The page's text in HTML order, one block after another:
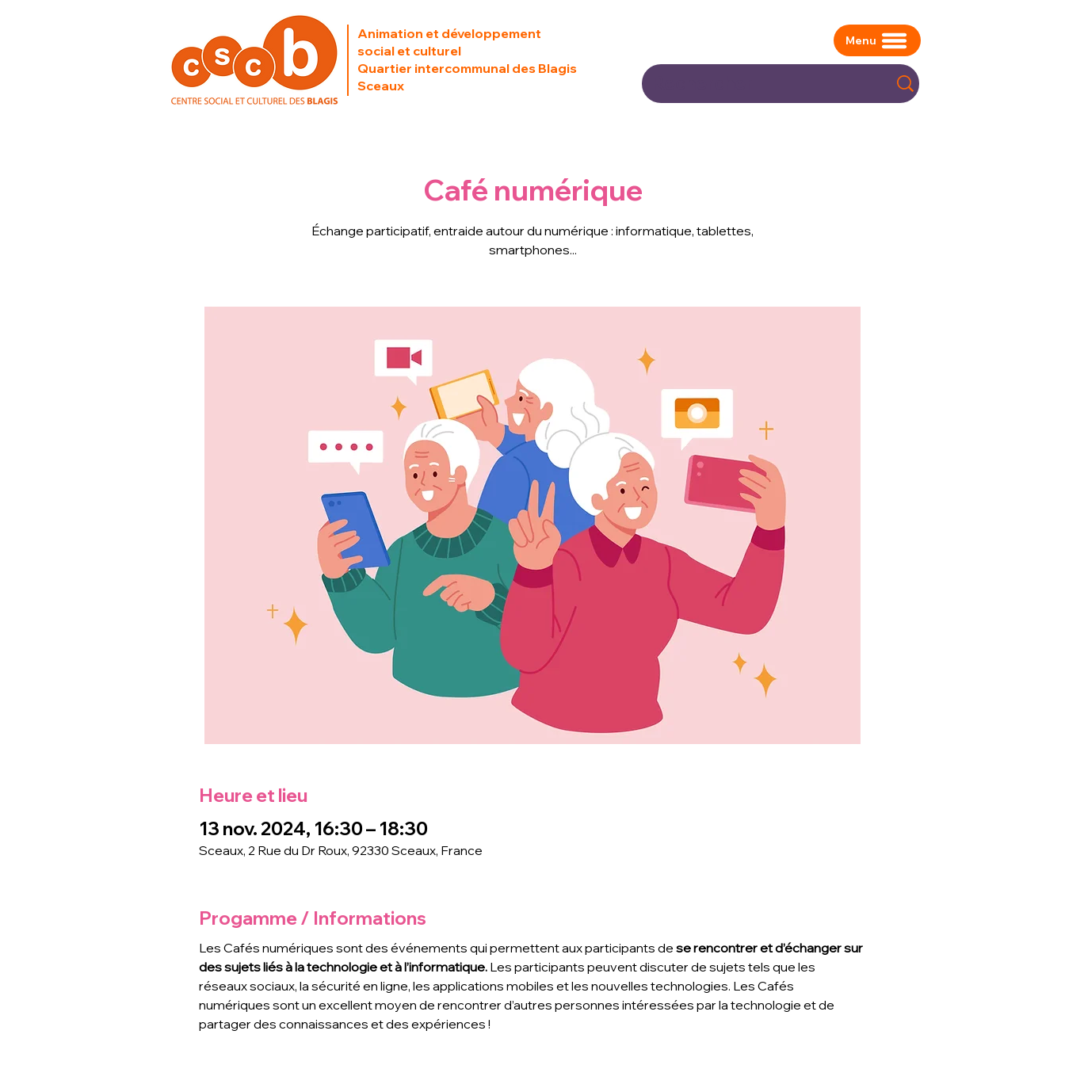
Animation et développement
social et culturel
Quartier intercommunal des Blagis
Sceaux
Menu
Café numérique
Échange participatif, entraide autour du numérique : informatique, tablettes,
smartphones...
Heure et lieu
13 nov. 2024, 16:30 – 18:30
Sceaux, 2 Rue du Dr Roux, 92330 Sceaux, France
Progamme / Informations
Les Cafés numériques sont des événements qui permettent aux participants de se rencontrer et d’échanger sur
des sujets liés à la technologie et à l’informatique. Les participants peuvent discuter de sujets tels que les
réseaux sociaux, la sécurité en ligne, les applications mobiles et les nouvelles technologies. Les Cafés
numériques sont un excellent moyen de rencontrer d’autres personnes intéressées par la technologie et de
partager des connaissances et des expériences !